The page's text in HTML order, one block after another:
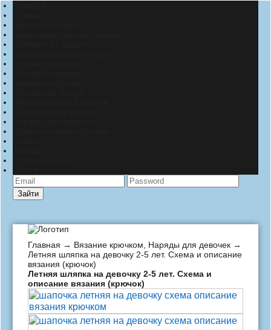
Зайти
Главная → Вязание крючком Наряды для девочек →
Летняя шляпка на девочку 2-5 лет. Схема и описание
вязания (крючок)
Летняя шляпка на девочку 2-5 лет. Схема и
описание вязания (крючок)